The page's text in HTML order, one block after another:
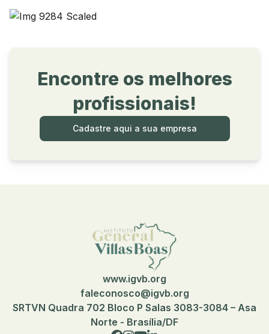
Encontre os melhores
profissionais!
Cadastre aqui a sua empresa
www.igvb.org
faleconosco@igvb.org
SRTVN Quadra 702 Bloco P Salas 3083-3084 – Asa
Norte - Brasília/DF